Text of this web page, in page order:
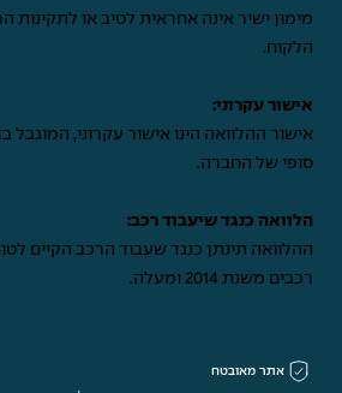
מימון ישיר אינה אחראית לטיב או לתקינות
הלקוח.
אישור עקרוני:
אישור ההלוואה הינו אישור עקרוני, המוגבל
סופי של החברה.
הלוואה כנגד שיעבוד רכב:
ההלוואה תינתן כנגד שעבוד הרכב הקיים
רכבים משנת 2014 ומעלה.
אתר מאובטח